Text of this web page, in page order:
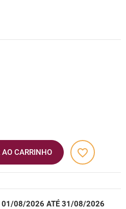
CARRINHO favorite_border
01/08/2026 ATÉ 31/08/2026